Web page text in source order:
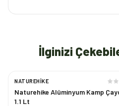
İlginizi
NATUREHIKE
Naturehike Alüminyum Kamp
1.1 Lt